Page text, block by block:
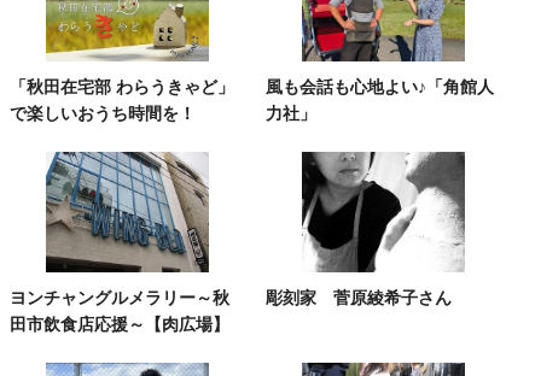
「秋田在宅部 わらうきゃど」
で楽しいおうち時間を！
風も会話も心地よい♪「角館人
力社」
ヨンチャングルメラリー～秋
田市飲食店応援～【肉広場】
彫刻家 菅原綾希子さん